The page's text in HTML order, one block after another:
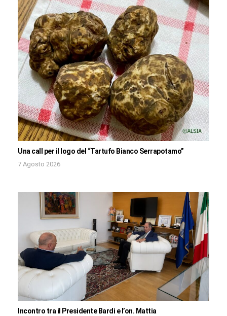
Una call per il logo del “Tartufo Bianco Serrapotamo”
7 Agosto 2026
Incontro tra il Presidente Bardi e l’on. Mattia